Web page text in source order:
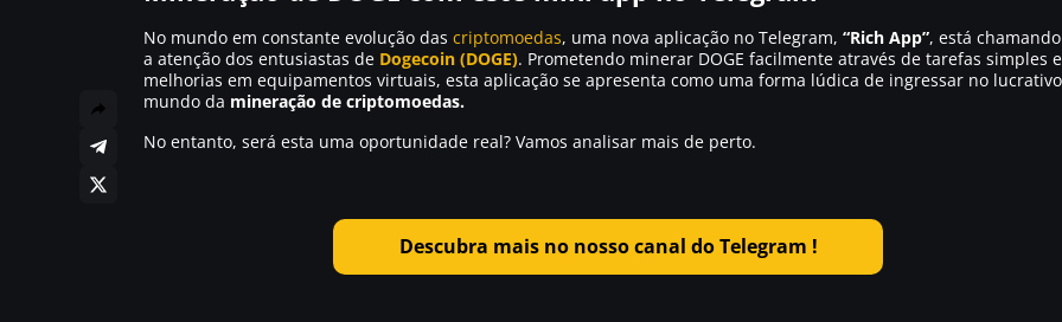
No mundo em constante evolução das criptomoedas, uma nova aplicação no Telegram, “Rich App”, está chamando
a atenção dos entusiastas de Dogecoin (DOGE). Prometendo minerar DOGE facilmente através de tarefas simples e
melhorias em equipamentos virtuais, esta aplicação se apresenta como uma forma lúdica de ingressar no lucrativo
mundo da mineração de criptomoedas.
No entanto, será esta uma oportunidade real? Vamos analisar mais de perto.
Descubra mais no nosso canal do Telegram !